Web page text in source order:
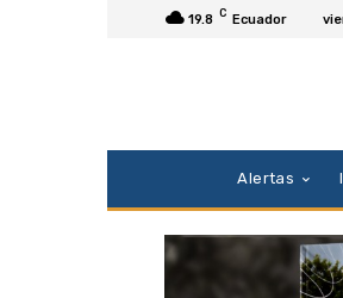
19.8 C Ecuador
Alertas